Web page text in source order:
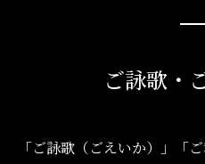
ご詠歌・
「ご詠歌（ごえいか）」「